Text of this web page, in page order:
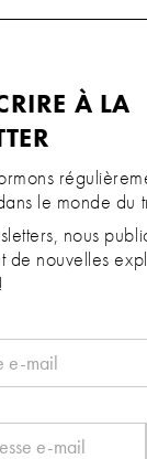
À LA
le monde du
nous
de nouvelles